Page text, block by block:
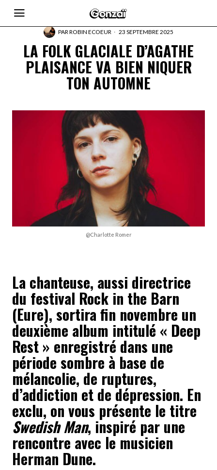
PARROBIN ECOEUR 23 SEPTEMBRE 2025
LA FOLK GLACIALE D’AGATHE
PLAISANCE VA BIEN NIQUER
TON AUTOMNE
@Charlotte Romer
La chanteuse, aussi directrice
du festival Rock in the Barn
(Eure), sortira fin novembre un
deuxième album intitulé « Deep
Rest » enregistré dans une
période sombre à base de
mélancolie, de ruptures,
d’addiction et de dépression. En
exclu, on vous présente le titre
Swedish Man, inspiré par une
rencontre avec le musicien
Herman Dune.